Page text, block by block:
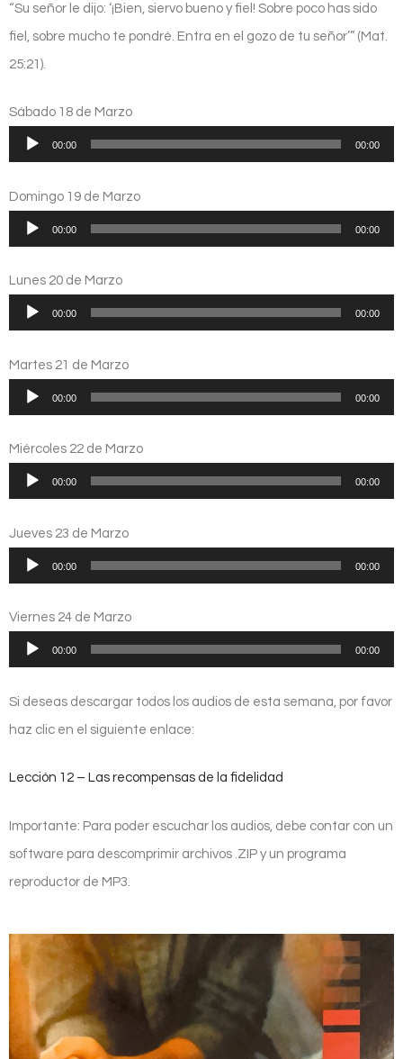
“Su señor le dijo: ‘¡Bien, siervo bueno y fiel! Sobre poco has sido
fiel, sobre mucho te pondré. Entra en el gozo de tu señor’” (Mat.
25:21).
Sábado 18 de Marzo
Reproductor
audio
00:00 00:00
Domingo 19 de Marzo
Reproductor
audio
00:00 00:00
Lunes 20 de Marzo
Reproductor
audio
00:00 00:00
Martes 21 de Marzo
Reproductor
audio
00:00 00:00
Miércoles 22 de Marzo
Reproductor
audio
00:00 00:00
Jueves 23 de Marzo
Reproductor
audio
00:00 00:00
Viernes 24 de Marzo
Reproductor
audio
00:00 00:00
Si deseas descargar todos los audios de esta semana, por favor
haz clic en el siguiente enlace:
Lección 12 – Las recompensas de la fidelidad
Importante: Para poder escuchar los audios, debe contar con un
software para descomprimir archivos .ZIP y un programa
reproductor de MP3.